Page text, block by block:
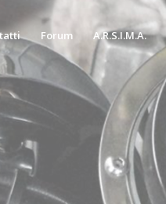
Forum A.R.S.I.M.A.